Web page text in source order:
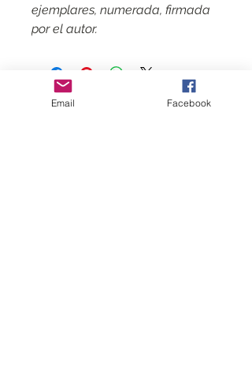
ejemplares, numerada, firmada
por el autor.
Contactar
Email Facebook